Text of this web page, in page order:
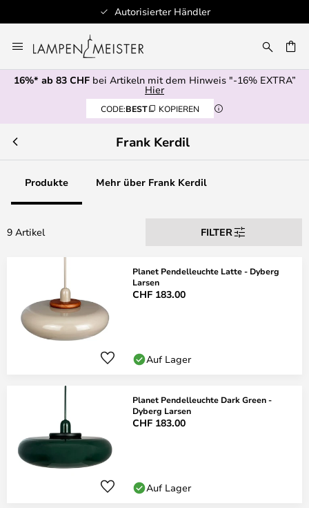
Autorisierter Händler
Inhalt
springen
16%* ab 83 CHFbei Artikeln mit dem Hinweis "-16% EXTRA”
Hier
CODE:BEST KOPIEREN
Frank Kerdil
Produkte Mehr über Frank Kerdil
9 Artikel FILTER
Planet Pendelleuchte Latte - Dyberg
Larsen
CHF 183.00
Auf Lager
Planet Pendelleuchte Dark Green -
Dyberg Larsen
CHF 183.00
Auf Lager